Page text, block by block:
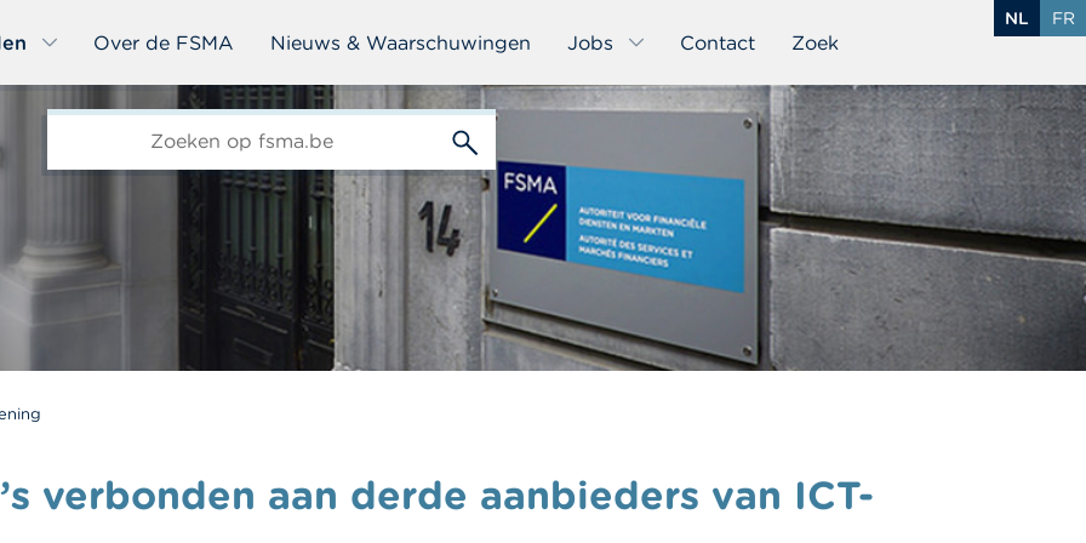
Over de FSMA Nieuws & Waarschuwingen Jobs Contact Zoek
NL FR
verbonden aan derde aanbieders van ICT-